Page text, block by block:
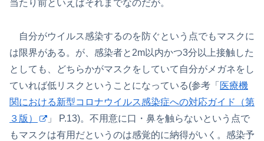
当たり前といえばそれまでなのだが。
自分がウイルス感染するのを防ぐという点でもマスクに
は限界がある。が、感染者と2m以内かつ3分以上接触した
としても、どちらかがマスクをしていて自分がメガネをし
ていれば低リスクということになっている(参考「 医療機
関における新型コロナウイルス感染症への対応ガイド（第
３版）
」 P.13)。不用意に口・鼻を触らないという点で
もマスクは有用だというのは感覚的に納得がいく。感染予